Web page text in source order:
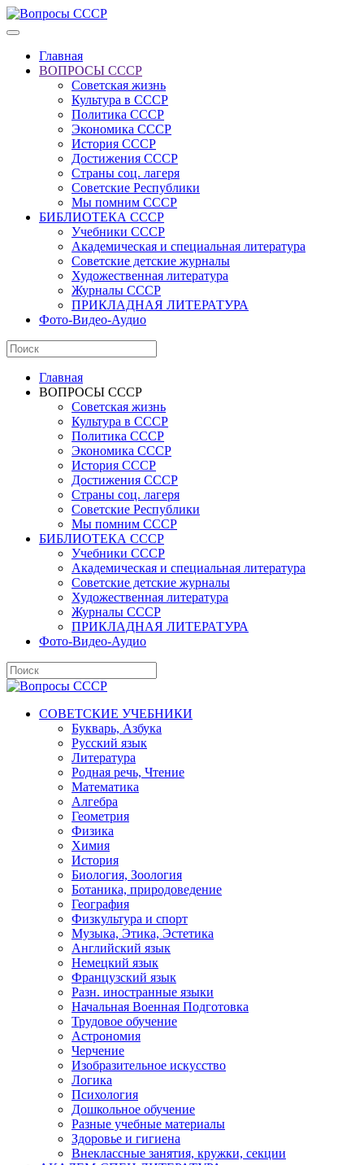
Главная
ВОПРОСЫ СССР
Советская жизнь
Культура в СССР
Политика СССР
Экономика СССР
История СССР
Достижения СССР
Страны соц. лагеря
Советские Республики
Мы помним СССР
БИБЛИОТЕКА СССР
Учебники СССР
Академическая и специальная литература
Советские детские журналы
Художественная литература
Журналы СССР
ПРИКЛАДНАЯ ЛИТЕРАТУРА
Фото-Видео-Аудио
Главная
ВОПРОСЫ СССР
Советская жизнь
Культура в СССР
Политика СССР
Экономика СССР
История СССР
Достижения СССР
Страны соц. лагеря
Советские Республики
Мы помним СССР
БИБЛИОТЕКА СССР
Учебники СССР
Академическая и специальная литература
Советские детские журналы
Художественная литература
Журналы СССР
ПРИКЛАДНАЯ ЛИТЕРАТУРА
Фото-Видео-Аудио
СОВЕТСКИЕ УЧЕБНИКИ
Букварь, Азбука
Русский язык
Литература
Родная речь, Чтение
Математика
Алгебра
Геометрия
Физика
Химия
История
Биология, Зоология
Ботаника, природоведение
География
Физкультура и спорт
Музыка, Этика, Эстетика
Английский язык
Немецкий язык
Французский язык
Разн. иностранные языки
Начальная Военная Подготовка
Трудовое обучение
Астрономия
Черчение
Изобразительное искусство
Логика
Психология
Дошкольное обучение
Разные учебные материалы
Здоровье и гигиена
Внеклассные занятия, кружки, секции